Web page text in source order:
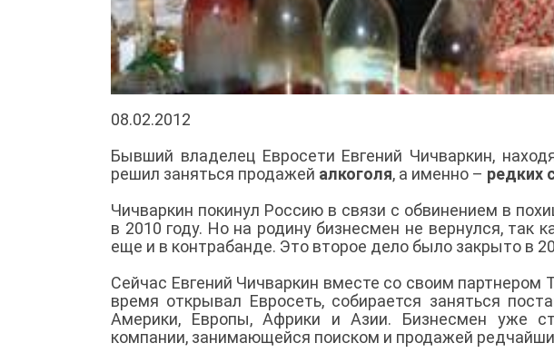
08.02.2012
Бывший владелец Евросети Евгений Чичваркин,
решил заняться продажей алкоголя, а именно – редких
Чичваркин покинул Россию в связи с обвинением в
в 2010 году. Но на родину бизнесмен не вернулся, так
еще и в контрабанде. Это второе дело было закрыто в
Сейчас Евгений Чичваркин вместе со своим
время открывал Евросеть, собирается заняться
Америки, Европы, Африки и Азии. Бизнесмен уже
компании, занимающейся поиском и продажей